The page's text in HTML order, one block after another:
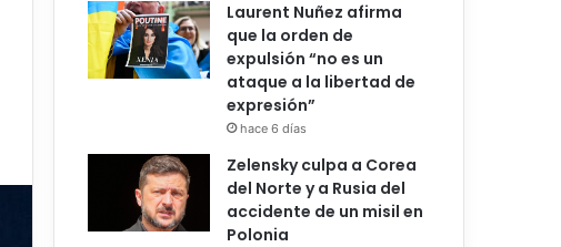
Laurent Nuñez afirma
que la orden de
expulsión “no es un
ataque a la libertad de
expresión”
hace 6 días
Zelensky culpa a Corea
del Norte y a Rusia del
accidente de un misil en
Polonia